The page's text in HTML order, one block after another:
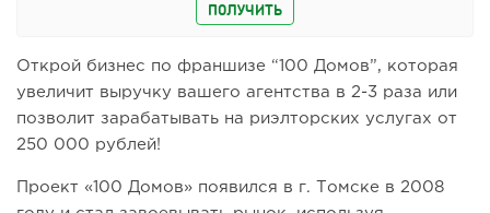
ПОЛУЧИТЬ
Открой бизнес по франшизе “100 Домов”, которая
увеличит выручку вашего агентства в 2-3 раза или
позволит зарабатывать на риэлторских услугах от
250 000 рублей!
Проект «100 Домов» появился в г. Томске в 2008